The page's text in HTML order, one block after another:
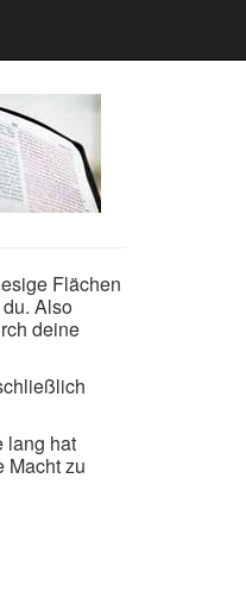
Flächen
Also
deine
lang hat
Macht zu